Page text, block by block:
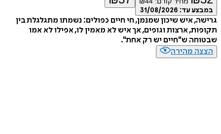
עד:31/08/2026
איש שיכון שמנמן, חי חיים כפולים: נשמתו מתגלגלת בין
ארצות וגופים, אך איש לא מאמין לו, אפילו לא אמו
ש"חיים יש רק אחת".
מהירה